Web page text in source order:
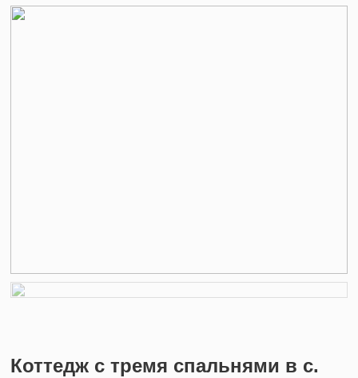
Коттедж с тремя спальнями в с.